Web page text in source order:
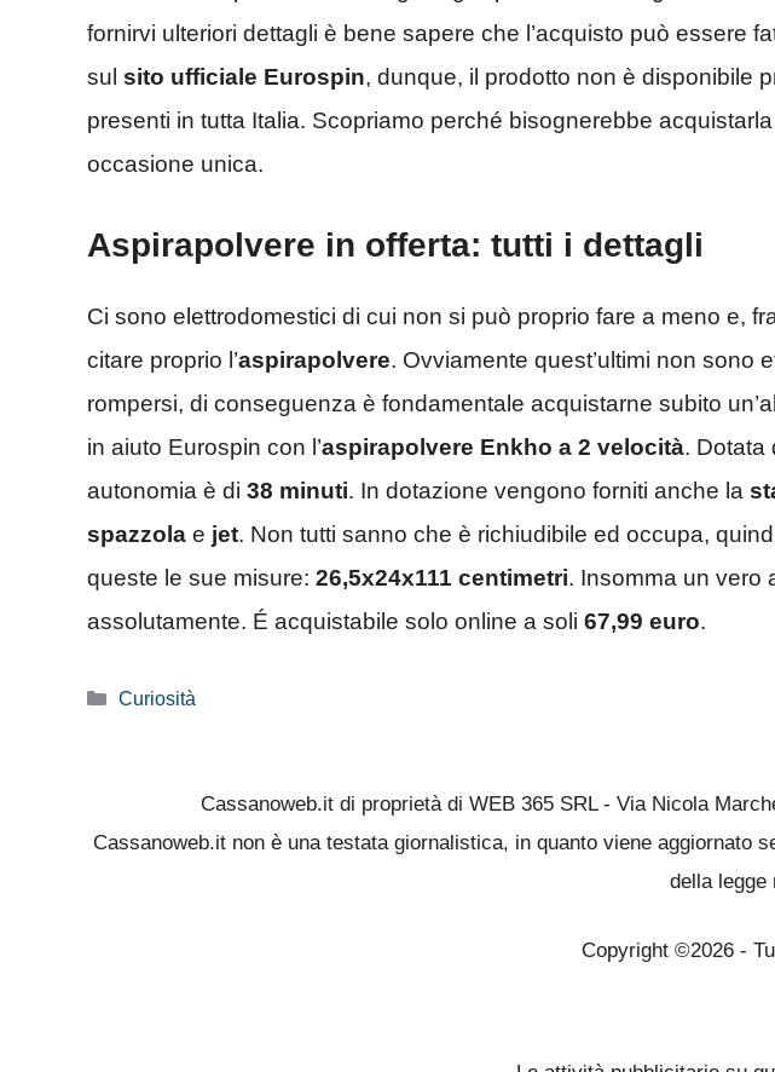
fornirvi ulteriori dettagli è bene sapere che l’acquisto può essere
sul sito ufficiale Eurospin, dunque, il prodotto non è disponibile
presenti in tutta Italia. Scopriamo perché bisognerebbe
occasione unica.
Aspirapolvere in offerta: tutti i dettagli
Ci sono elettrodomestici di cui non si può proprio fare a meno e,
citare proprio l’aspirapolvere. Ovviamente quest’ultimi non sono
rompersi, di conseguenza è fondamentale acquistarne subito
in aiuto Eurospin con l’aspirapolvere Enkho a 2 velocità. Dotata
autonomia è di 38 minuti. In dotazione vengono forniti anche la
spazzola e jet. Non tutti sanno che è richiudibile ed occupa,
queste le sue misure: 26,5x24x111 centimetri. Insomma un vero
assolutamente. É acquistabile solo online a soli 67,99 euro.
Categorie
Curiosità
Cassanoweb.it di proprietà di WEB 365 SRL - Via Nicola
Cassanoweb.it non è una testata giornalistica, in quanto viene aggiornato
della legge
Copyright ©2026 -